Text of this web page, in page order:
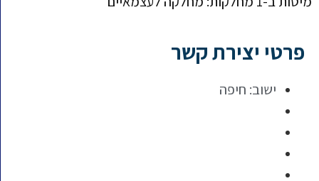
פרטי יצירת קשר
ישוב: חיפה